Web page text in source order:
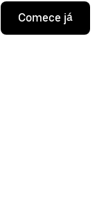
Comece já